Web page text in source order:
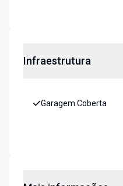
Infraestrutura
Garagem Coberta